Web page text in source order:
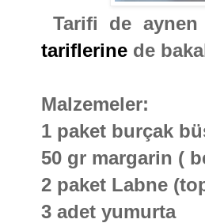
Tarifi de
tariflerine de
Malzemeler:
1 paket burçak
50 gr margarin (
2 paket Labne
3 adet yumurta